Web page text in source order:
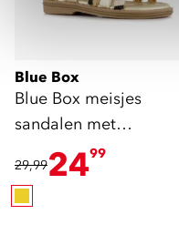
Blue Box
Blue Box meisjes
sandalen met
dierenprint goud
29,992499